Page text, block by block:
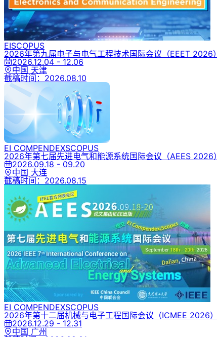
EISCOPUS
2026年第九届电子与电气工程技术国际会议 （EEET 2026）
2026.12.04 - 12.06
中国 天津
截稿时间： 2026.08.10
EI COMPENDEXSCOPUS
2026年第七届先进电气和能源系统国际会议 （AEES 2026）
2026.09.18 - 09.20
中国 大连
截稿时间： 2026.08.15
EI COMPENDEXSCOPUS
2026年第十二届机械与电子工程国际会议 （ICMEE 2026）
2026.12.29 - 12.31
中国 广州